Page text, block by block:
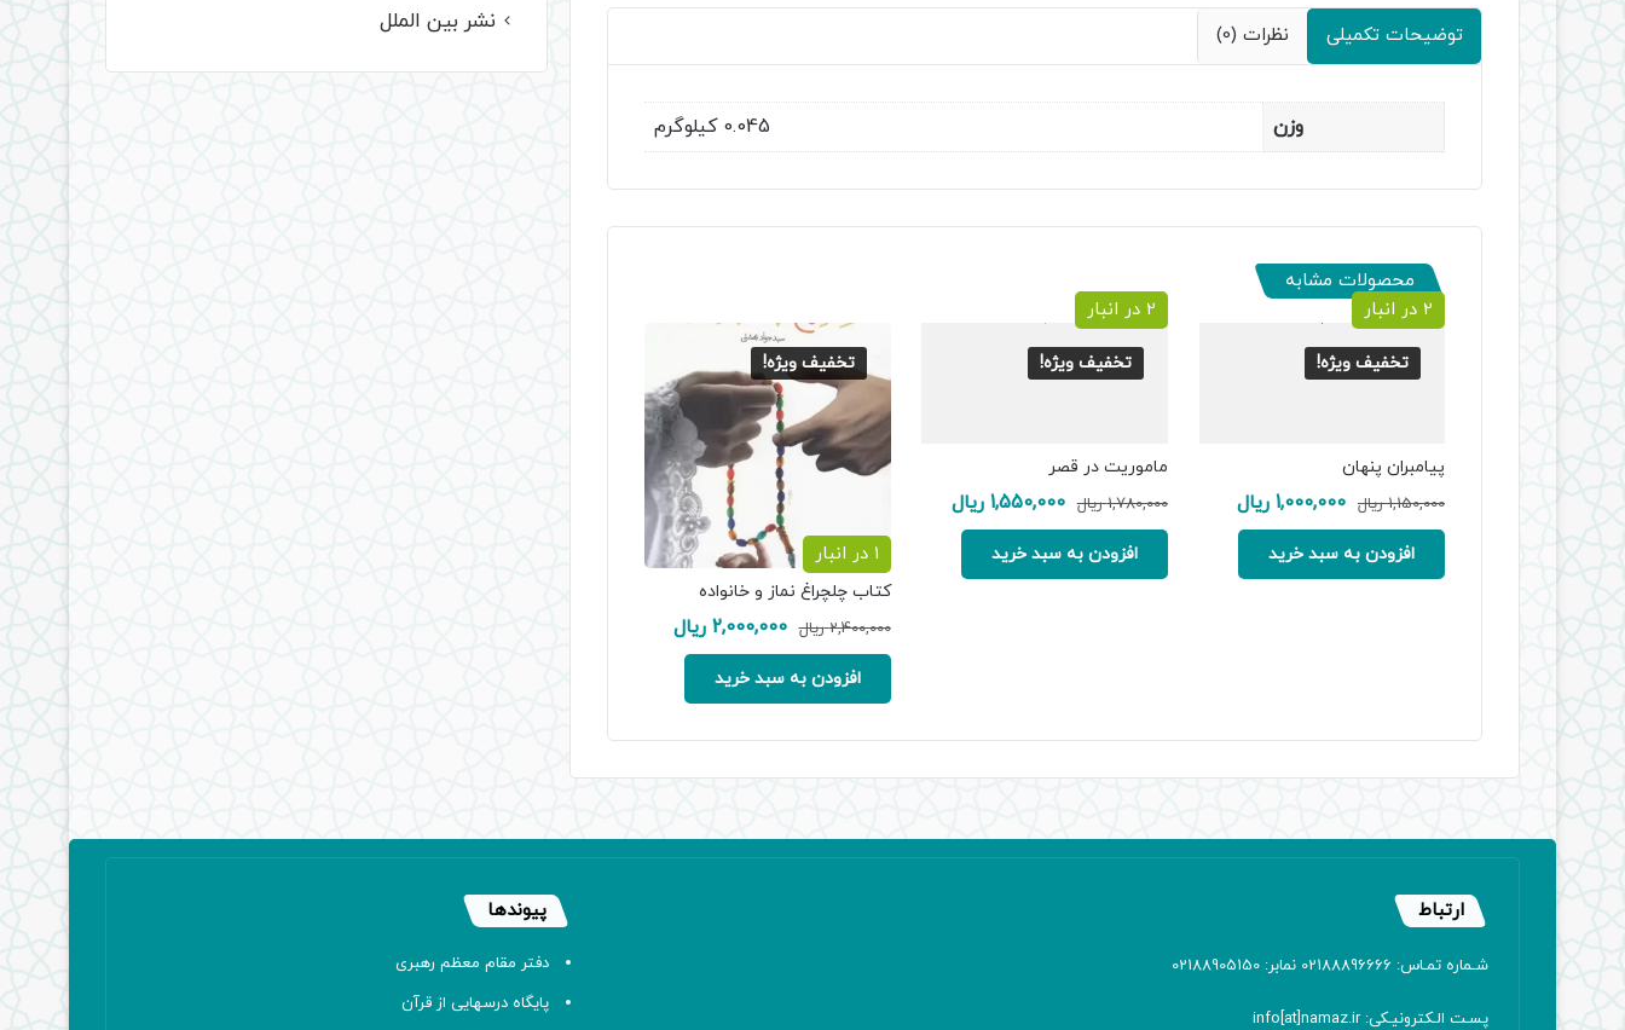
توضیحات تکمیلی نظرات (0)
وزن 0.045 کیلوگرم
محصولات مشابه
تخفیف ویژه!
2 در انبار
پیامبران پنهان
1,150,000 ریال قیمت
اصلی:
1,150,000 ریال
بود.
1,000,000 ریالقیمت
افزودن به سبد خرید
تخفیف ویژه!
2 در انبار
ماموریت در قصر
1,780,000 ریال قیمت
اصلی:
بود.
1,550,000 ریالقیمت
1,550,000 ریال.
افزودن به سبد خرید
تخفیف ویژه!
1 در انبار
کتاب چلچراغ نماز و خانواده
2,400,000 ریال قیمت
اصلی:
بود.
2,000,000 ریالقیمت
افزودن به سبد خرید
نشر بین الملل
ارتباط
شـماره تمـاس: 02188896666 نمابر: 02188905150
پسـت الـکترونیـکی: info[at]namaz.ir
پیوندها
دفتر مقام معظم رهبری
پایگاه درسهایی از قرآن